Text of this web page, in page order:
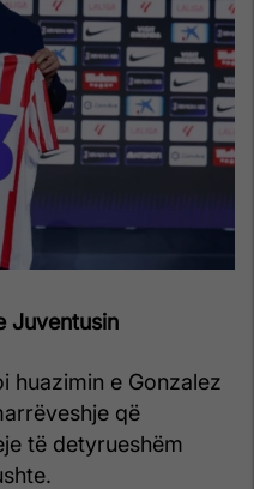
Juventusin
huazimin e Gonzalez
që
të detyrueshëm